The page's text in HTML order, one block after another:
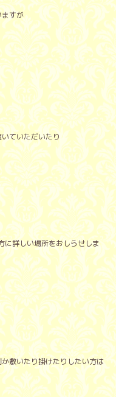
すが
ていただいたり
詳しい場所をおしらせしま
敷いたり掛けたりしたい方は